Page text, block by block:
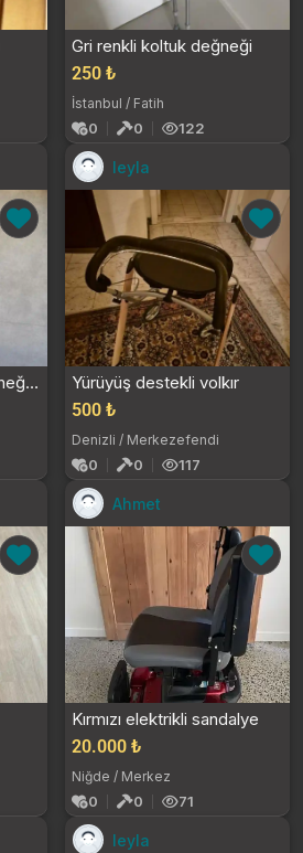
Gri renkli koltuk değneği
250 ₺
İstanbul / Fatih
0 0 122
Renkli saplı koltuk değneği seti
leyla
Yürüyüş destekli volkır
500 ₺
Denizli / Merkezefendi
0 0 117
Ahmet
Kırmızı elektrikli sandalye
20.000 ₺
Niğde / Merkez
0 0 71
leyla